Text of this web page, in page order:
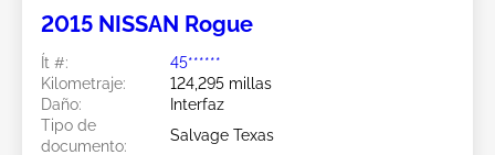
2015 NISSAN Rogue
Ít #:
45******
Kilometraje:
124,295 millas
Daño:
Interfaz
Tipo de
documento:
Salvage Texas